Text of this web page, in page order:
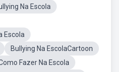
Na Escola
Escola
Bullying Na EscolaCartoon
Fazer Na Escola